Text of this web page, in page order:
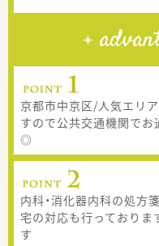
京都市中京区/人気エリ
すので公共交通機関で
◎
内科・消化器内科の処方
宅の対応も行っておりま
す